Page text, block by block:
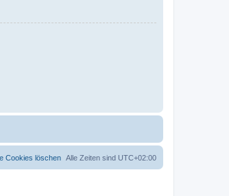
Alle Zeiten sind UTC+02:00
Cookies löschen